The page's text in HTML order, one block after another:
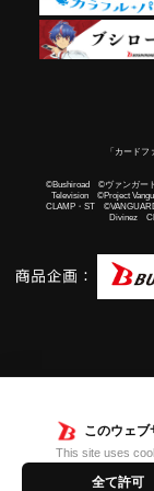
このウェ
This site uses
全て許可
「カード
©Bushiroad ©ヴァンガー
Television ©Project
CLAMP・ST
Divinez